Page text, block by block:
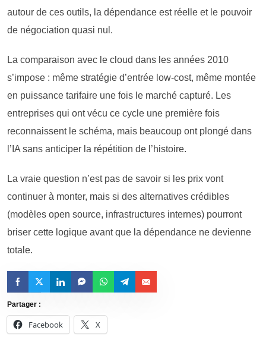
autour de ces outils, la dépendance est réelle et le pouvoir
de négociation quasi nul.
La comparaison avec le cloud dans les années 2010
s’impose : même stratégie d’entrée low-cost, même montée
en puissance tarifaire une fois le marché capturé. Les
entreprises qui ont vécu ce cycle une première fois
reconnaissent le schéma, mais beaucoup ont plongé dans
l’IA sans anticiper la répétition de l’histoire.
La vraie question n’est pas de savoir si les prix vont
continuer à monter, mais si des alternatives crédibles
(modèles open source, infrastructures internes) pourront
briser cette logique avant que la dépendance ne devienne
totale.
Partager :
Facebook X